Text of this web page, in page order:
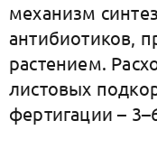
механизм
антибиотиков,
растением.
листовых
фертигации –